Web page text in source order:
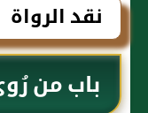
نقد الرواة
باب من